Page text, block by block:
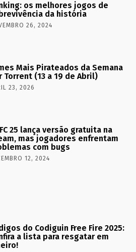
os melhores jogos de
da história
26, 2024
Mais Pirateados da Semana
Torrent (13 a 19 de Abril)
23, 2026
FC 25 lança versão gratuita na
mas jogadores enfrentam
com bugs
12, 2024
do Codiguin Free Fire 2025:
a lista para resgatar em